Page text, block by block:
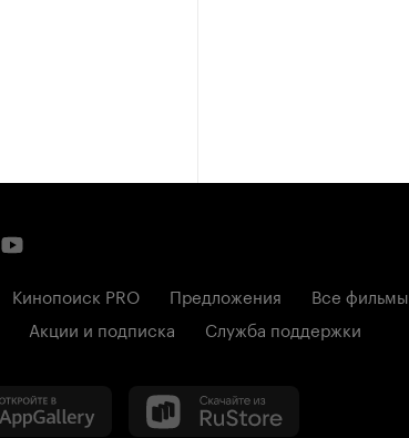
Кинопоиск PRO Предложения Все фильмы
Акции и подписка Служба поддержки